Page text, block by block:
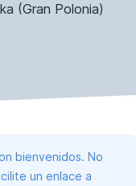
(Gran Polonia)
bienvenidos. No
un enlace a